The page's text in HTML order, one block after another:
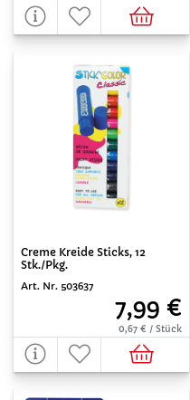
Creme Kreide Sticks, 12
Stk./Pkg.
Art. Nr. 503637
7,99 €
0,67 € / Stück